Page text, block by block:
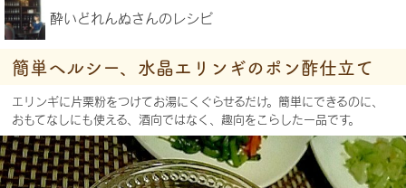
酔いどれんぬさんのレシピ
簡単ヘルシー、水晶エリンギのポン酢仕立て
エリンギに片栗粉をつけてお湯にくぐらせるだけ。簡単にできるのに、
おもてなしにも使える、酒向ではなく、趣向をこらした一品です。